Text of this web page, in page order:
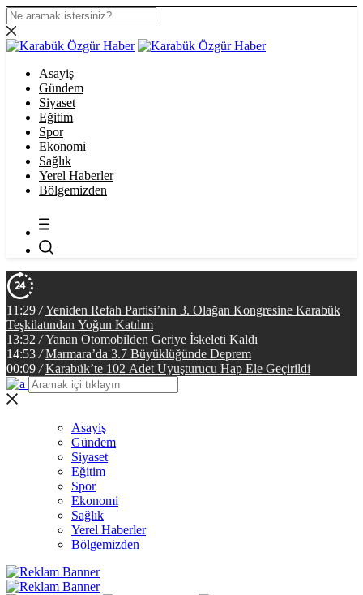
Asayiş
Gündem
Siyaset
Eğitim
Spor
Ekonomi
Sağlık
Yerel Haberler
Bölgemizden
11:29 / Yeniden Refah Partisi’nin 3. Olağan Kongresine Karabük
Teşkilatından Yoğun Katılım
13:32 / Yanan Otomobilden Geriye İskeleti Kaldı
14:53 / Marmara’da 3.7 Büyüklüğünde Deprem
00:09 / Karabük’te 102 Adet Uyuşturucu Hap Ele Geçirildi
Asayiş
Gündem
Siyaset
Eğitim
Spor
Ekonomi
Sağlık
Yerel Haberler
Bölgemizden